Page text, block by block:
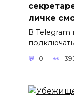
личке
В Telegram
0